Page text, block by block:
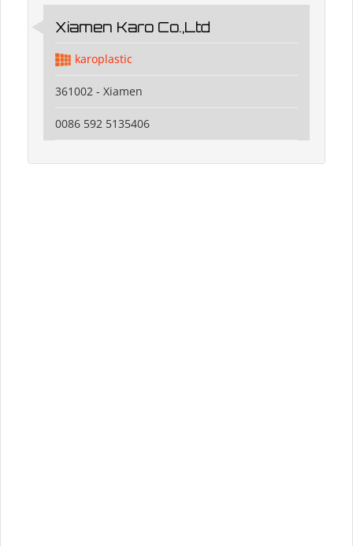
Xiamen Karo Co.,Ltd
karoplastic
361002 - Xiamen
0086 592 5135406